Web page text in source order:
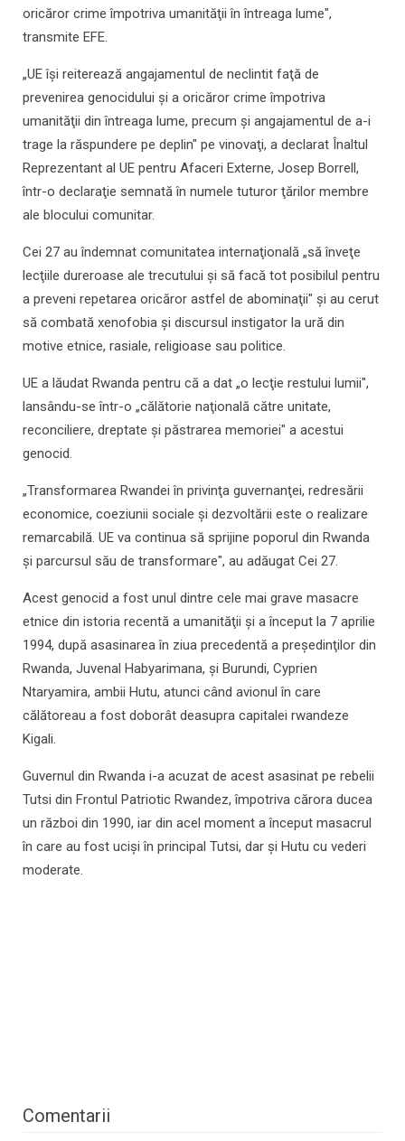
oricăror crime împotriva umanităţii în întreaga lume",
transmite EFE.
„UE îşi reiterează angajamentul de neclintit faţă de
prevenirea genocidului şi a oricăror crime împotriva
umanităţii din întreaga lume, precum şi angajamentul de a-i
trage la răspundere pe deplin" pe vinovaţi, a declarat Înaltul
Reprezentant al UE pentru Afaceri Externe, Josep Borrell,
într-o declaraţie semnată în numele tuturor ţărilor membre
ale blocului comunitar.
Cei 27 au îndemnat comunitatea internaţională „să înveţe
lecţiile dureroase ale trecutului şi să facă tot posibilul pentru
a preveni repetarea oricăror astfel de abominaţii" şi au cerut
să combată xenofobia şi discursul instigator la ură din
motive etnice, rasiale, religioase sau politice.
UE a lăudat Rwanda pentru că a dat „o lecţie restului lumii",
lansându-se într-o „călătorie naţională către unitate,
reconciliere, dreptate şi păstrarea memoriei" a acestui
genocid.
„Transformarea Rwandei în privinţa guvernanţei, redresării
economice, coeziunii sociale şi dezvoltării este o realizare
remarcabilă. UE va continua să sprijine poporul din Rwanda
şi parcursul său de transformare", au adăugat Cei 27.
Acest genocid a fost unul dintre cele mai grave masacre
etnice din istoria recentă a umanităţii şi a început la 7 aprilie
1994, după asasinarea în ziua precedentă a preşedinţilor din
Rwanda, Juvenal Habyarimana, şi Burundi, Cyprien
Ntaryamira, ambii Hutu, atunci când avionul în care
călătoreau a fost doborât deasupra capitalei rwandeze
Kigali.
Guvernul din Rwanda i-a acuzat de acest asasinat pe rebelii
Tutsi din Frontul Patriotic Rwandez, împotriva cărora ducea
un război din 1990, iar din acel moment a început masacrul
în care au fost ucişi în principal Tutsi, dar şi Hutu cu vederi
moderate.
Comentarii